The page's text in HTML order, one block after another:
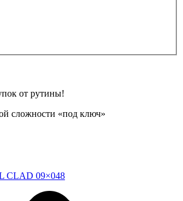
от рутины!
сложности «под ключ»
CLAD 09×048